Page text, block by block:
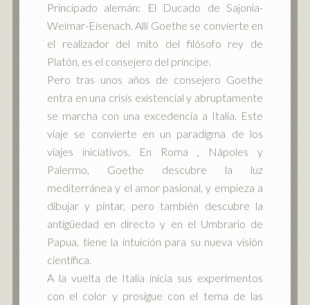
Principado alemán: El Ducado de Sajonia-
Weimar-Eisenach. Allí Goethe se convierte en
el realizador del mito del filósofo rey de
Platón, es el consejero del príncipe.
Pero tras unos años de consejero Goethe
entra en una crisis existencial y abruptamente
se marcha con una excedencia a Italia. Este
viaje se convierte en un paradigma de los
viajes iniciativos. En Roma , Nápoles y
Palermo, Goethe descubre la luz
mediterránea y el amor pasional, y empieza a
dibujar y pintar, pero también descubre la
antigüedad en directo y en el Umbrario de
Papua, tiene la intuición para su nueva visión
científica.
A la vuelta de Italia inicia sus experimentos
con el color y prosigue con el tema de las